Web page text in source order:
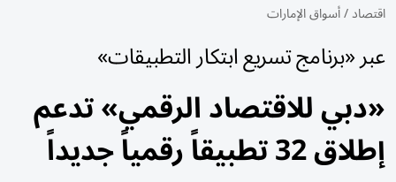
اقتصاد/أسواق الإمارات
عبر «برنامج تسريع ابتكار التطبيقات»
«دبي للاقتصاد الرقمي» تدعم
إطلاق 32 تطبيقاً رقمياً جديداً